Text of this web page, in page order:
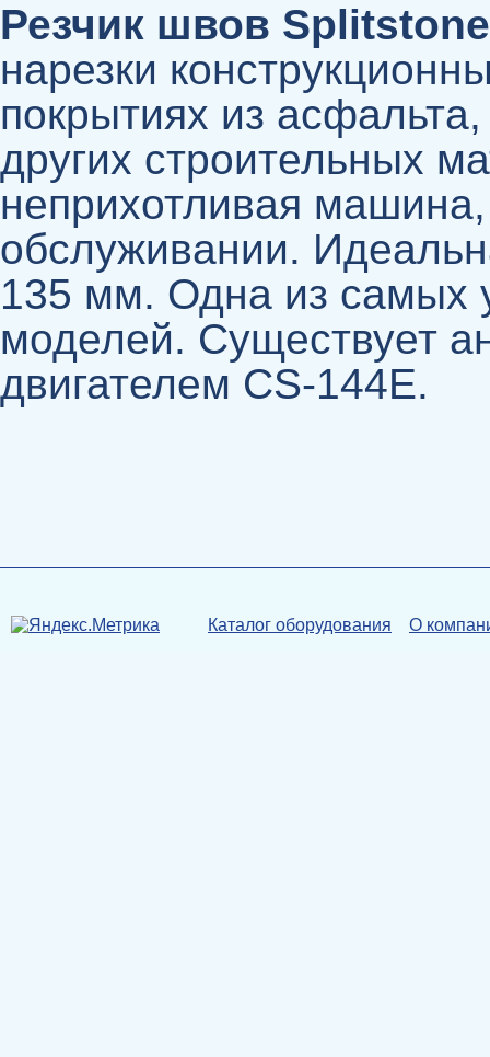
Резчик швов
нарезки
покрытиях из
других строительных
неприхотливая
обслуживании.
135 мм. Одна из самых
моделей. Существует
двигателем CS-144E.
Каталог оборудования О